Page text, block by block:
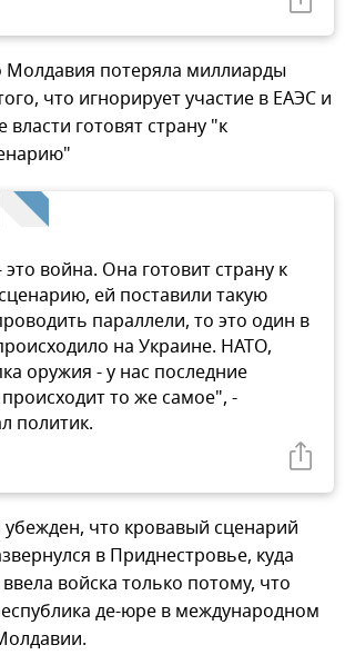
Молдавия потеряла миллиарды
что игнорирует участие в ЕАЭС и
готовят страну "к
война. Она готовит страну к
ей поставили такую
параллели, то это один в
на Украине. НАТО,
оружия - у нас последние
то же самое", -
политик.
что кровавый сценарий
в Приднестровье, куда
войска только потому, что
де-юре в международном